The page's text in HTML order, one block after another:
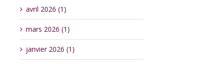
avril 2026 (1)
mars 2026 (1)
janvier 2026 (1)